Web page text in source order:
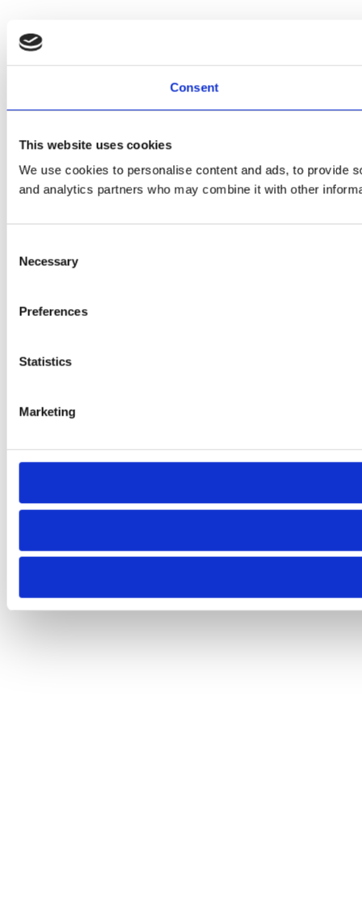
Consent
This website uses cookies
We use cookies to personalise content and ads, to provide
and analytics partners who may combine it with other
Selection
Necessary
Preferences
Statistics
Marketing